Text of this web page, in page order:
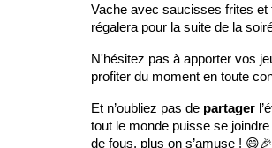
Vache avec saucisses frites et
régalera pour la suite de la
N'hésitez pas à apporter vos
profiter du moment en toute
Et n’oubliez pas de partager
tout le monde puisse se
de fous, plus on s’amuse ! 😄🎉